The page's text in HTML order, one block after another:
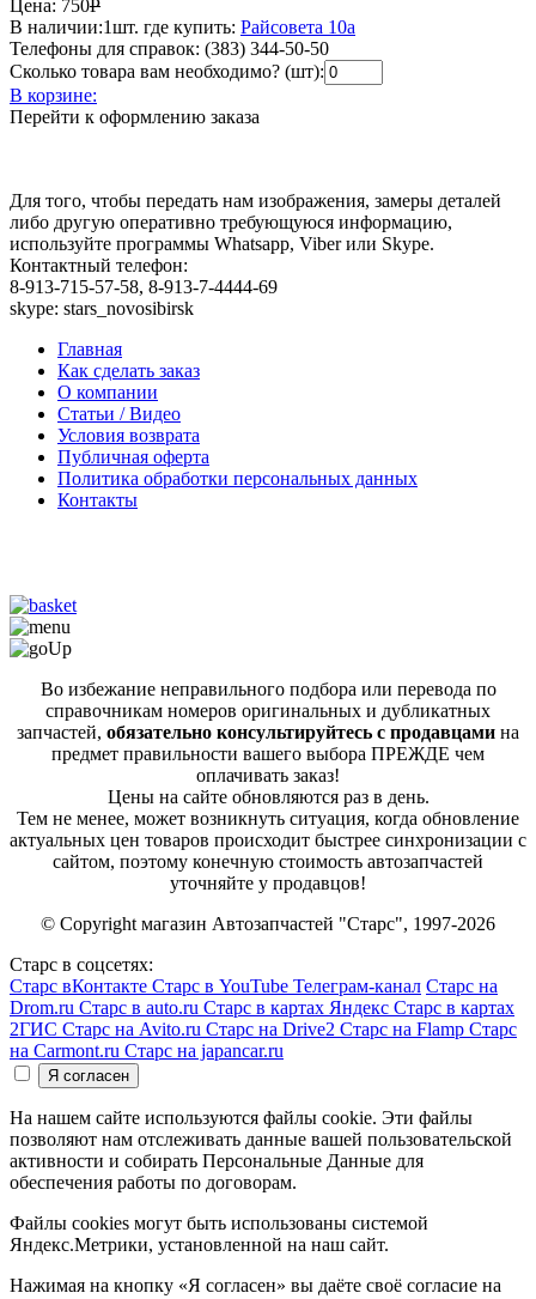
Цена: 750Р
В наличии:1шт. где купить: Райсовета 10а
Телефоны для справок: (383) 344-50-50
Сколько товара вам необходимо? (шт):
В корзине:
Перейти к оформлению заказа
Для того, чтобы передать нам изображения, замеры деталей
либо другую оперативно требующуюся информацию,
используйте программы Whatsapp, Viber или Skype.
Контактный телефон:
8-913-715-57-58, 8-913-7-4444-69
skype: stars_novosibirsk
Главная
Как сделать заказ
О компании
Статьи / Видео
Условия возврата
Публичная оферта
Политика обработки персональных данных
Контакты
Во избежание неправильного подбора или перевода по
справочникам номеров оригинальных и дубликатных
запчастей, обязательно консультируйтесь с продавцами на
предмет правильности вашего выбора ПРЕЖДЕ чем
оплачивать заказ!
Цены на сайте обновляются раз в день.
Тем не менее, может возникнуть ситуация, когда обновление
актуальных цен товаров происходит быстрее синхронизации с
сайтом, поэтому конечную стоимость автозапчастей
уточняйте у продавцов!
© Copyright магазин Автозапчастей "Старс", 1997-2026
Старс в соцсетях:
Старс вКонтакте Старс в YouTube Телеграм-канал Старс на
Drom.ru Старс в auto.ru Старс в картах Яндекс Старс в картах
2ГИС Старс на Avito.ru Старс на Drive2 Старс на Flamp Старс
на Carmont.ru Старс на japancar.ru
На нашем сайте используются файлы cookie. Эти файлы
позволяют нам отслеживать данные вашей пользовательской
активности и собирать Персональные Данные для
обеспечения работы по договорам.
Файлы cookies могут быть использованы системой
Яндекс.Метрики, установленной на наш сайт.
Нажимая на кнопку «Я согласен» вы даёте своё согласие на